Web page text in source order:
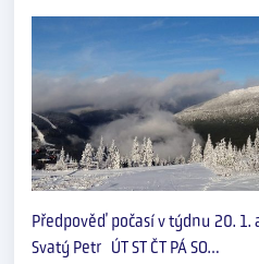
Předpověď počasí v týdnu 20. 1.
Svatý Petr ÚT ST ČT PÁ SO…